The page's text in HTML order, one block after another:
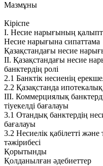
Мазмұны
Кіріспе
І. Несие нарығының
Несие нарығына сипаттама
Қазақстандағы несие
ІІ. Қазақстандағы несие
банктердің ролі
2.1 Банктік несиенің
2.2 Қазақстанда
ІІІ. Коммерциялық
тіуекелді бағалауы
3.1 Отандық банктердің
бағалауы
3.2 Несиелік қабілетті
тәжірибесі
Қорытынды
Қолданылған әдебиеттер